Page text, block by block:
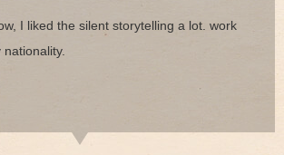
I liked the silent storytelling a lot. work